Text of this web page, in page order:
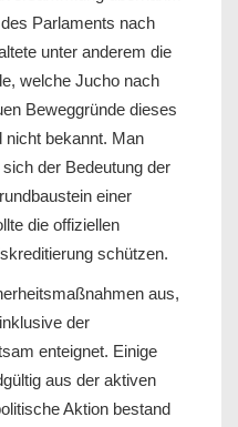
Parlaments nach
unter anderem die
welche Jucho nach
Beweggründe dieses
nicht bekannt. Man
der Bedeutung der
einer
die offiziellen
schützen.
aus,
der
enteignet. Einige
aus der aktiven
Aktion bestand